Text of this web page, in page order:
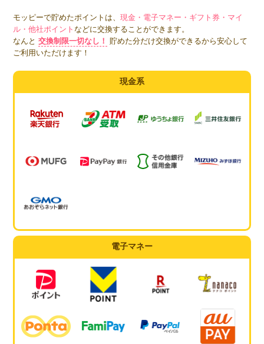
モッピーで貯めたポイントは、現金・電子マネー・ギフト券・マイ
ル・他社ポイントなどに交換することができます。
なんと 交換制限一切なし！
貯めた分だけ交換ができるから安心して
ご利用いただけます！
現金系
電子マネー